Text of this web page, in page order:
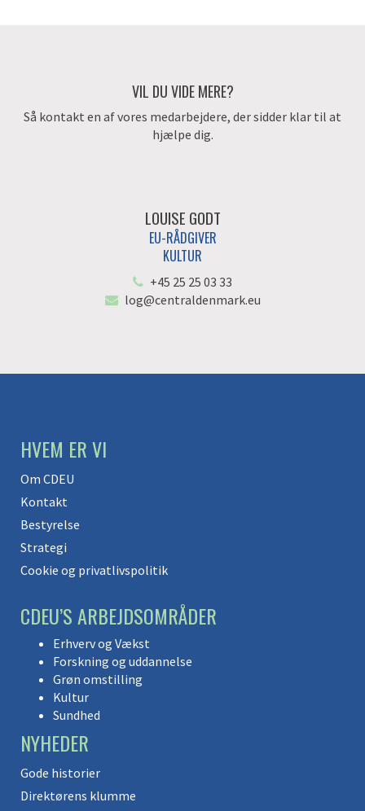
VIL DU VIDE MERE?
Så kontakt en af vores medarbejdere, der sidder klar til at
hjælpe dig.
LOUISE GODT
EU-RÅDGIVER
KULTUR
+45 25 25 03 33
log@centraldenmark.eu
HVEM ER VI
Om CDEU
Kontakt
Bestyrelse
Strategi
Cookie og privatlivspolitik
CDEU’S ARBEJDSOMRÅDER
Erhverv og Vækst
Forskning og uddannelse
Grøn omstilling
Kultur
Sundhed
NYHEDER
Gode historier
Direktørens klumme